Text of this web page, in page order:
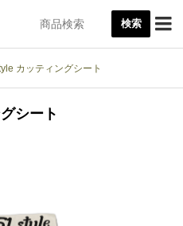
検索 
カッティングシート
シート